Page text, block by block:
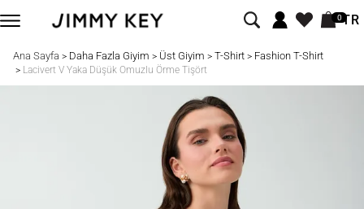
0TR
Ana Sayfa > Daha Fazla Giyim > Üst Giyim > T-Shirt> Fashion T-Shirt
> Lacivert V Yaka Düşük Omuzlu Örme Tişört